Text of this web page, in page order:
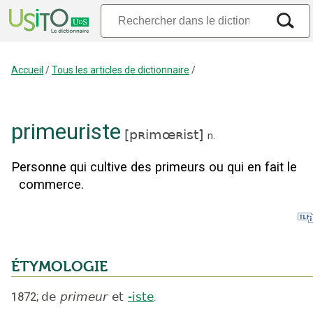
Accueil /Tous les articles de dictionnaire /
primeuriste [pʀimœʀist] n.
Personne qui cultive des primeurs ou qui en fait le
commerce.
ÉTYMOLOGIE
1872; de primeur et -iste.